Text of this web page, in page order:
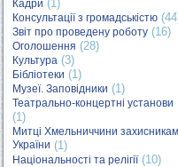
Кадри (1)
Консультації з громадськістю
Звіт про проведену роботу (16)
Оголошення (28)
Культура (3)
Бібліотеки (1)
Музеї. Заповідники (1)
Театрально-концертні установи
(1)
Митці Хмельниччини захисникам
України (1)
Національності та релігії(10)